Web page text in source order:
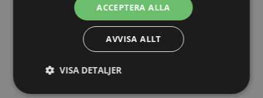
upphandlingar med våra nya kurser
Detta innebär
ACCEPTERA ALLA
AVVISA ALLT
VISA DETALJER